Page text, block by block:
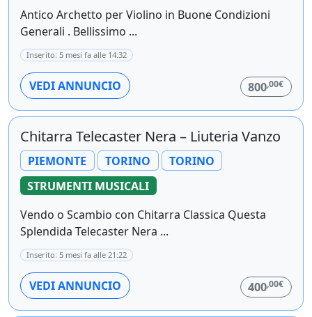
Antico Archetto per Violino in Buone Condizioni
Generali . Bellissimo ...
Inserito: 5 mesi fa alle 14:32
VEDI ANNUNCIO 800,00€
Chitarra Telecaster Nera – Liuteria Vanzo
PIEMONTE TORINO
TORINO
STRUMENTI MUSICALI
Vendo o Scambio con Chitarra Classica Questa
Splendida Telecaster Nera ...
Inserito: 5 mesi fa alle 21:22
VEDI ANNUNCIO 400,00€